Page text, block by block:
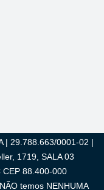
29.788.663/0001-02 |
1719, SALA 03
CEP 88.400-000
temos NENHUMA